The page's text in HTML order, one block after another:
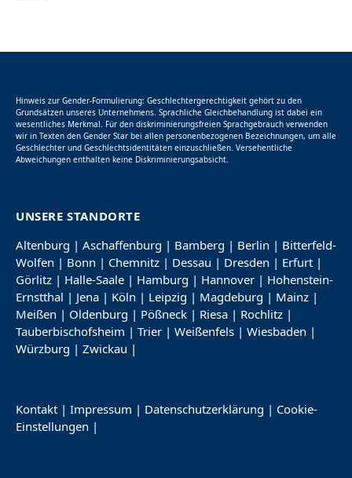
Hinweis zur Gender-Formulierung: Geschlechtergerechtigkeit gehört zu den
Grundsätzen unseres Unternehmens. Sprachliche Gleichbehandlung ist dabei ein
wesentliches Merkmal. Für den diskriminierungsfreien Sprachgebrauch verwenden
wir in Texten den Gender Star bei allen personenbezogenen Bezeichnungen, um alle
Geschlechter und Geschlechtsidentitäten einzuschließen. Versehentliche
Abweichungen enthalten keine Diskriminierungsabsicht.
UNSERE STANDORTE
Altenburg | Aschaffenburg | Bamberg | Berlin | Bitterfeld-
Wolfen | Bonn | Chemnitz | Dessau | Dresden | Erfurt |
Görlitz | Halle-Saale | Hamburg | Hannover | Hohenstein-
Ernstthal | Jena | Köln | Leipzig | Magdeburg | Mainz |
Meißen | Oldenburg | Pößneck | Riesa | Rochlitz |
Tauberbischofsheim | Trier | Weißenfels | Wiesbaden |
Würzburg | Zwickau |
Kontakt | Impressum | Datenschutzerklärung | Cookie-
Einstellungen |